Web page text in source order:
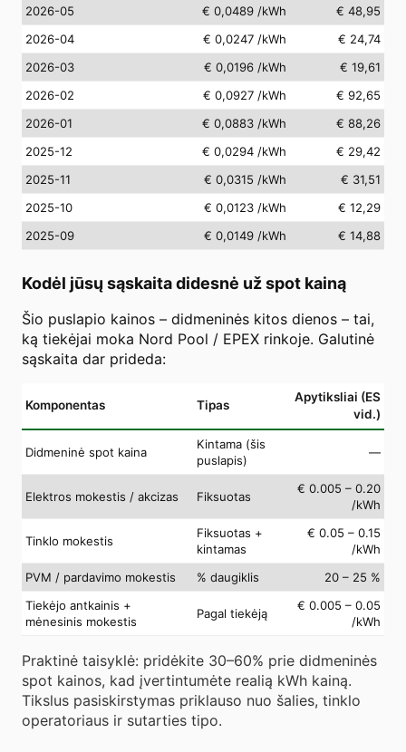
2026-05
€ 0,0489 /kWh
€ 48,95
2026-04
€ 0,0247 /kWh
€ 24,74
2026-03
€ 0,0196 /kWh
€ 19,61
2026-02
€ 0,0927 /kWh
€ 92,65
2026-01
€ 0,0883 /kWh
€ 88,26
2025-12
€ 0,0294 /kWh
€ 29,42
2025-11
€ 0,0315 /kWh
€ 31,51
2025-10
€ 0,0123 /kWh
€ 12,29
2025-09
€ 0,0149 /kWh € 14,88
Kodėl jūsų sąskaita didesnė už spot kainą
Šio puslapio kainos – didmeninės kitos dienos – tai,
ką tiekėjai moka Nord Pool / EPEX rinkoje. Galutinė
sąskaita dar prideda:
Komponentas Tipas
Apytiksliai (ES
vid.)
Didmeninė spot kaina
Kintama (šis
puslapis)
—
Elektros mokestis / akcizas Fiksuotas
€ 0.005 – 0.20
/kWh
Tinklo mokestis
Fiksuotas +
kintamas
€ 0.05 – 0.15
/kWh
PVM / pardavimo mokestis
% daugiklis
20 – 25 %
Tiekėjo antkainis +
mėnesinis mokestis
Pagal tiekėją
€ 0.005 – 0.05
/kWh
Praktinė taisyklė: pridėkite 30–60% prie didmeninės
spot kainos, kad įvertintumėte realią kWh kainą.
Tikslus pasiskirstymas priklauso nuo šalies, tinklo
operatoriaus ir sutarties tipo.